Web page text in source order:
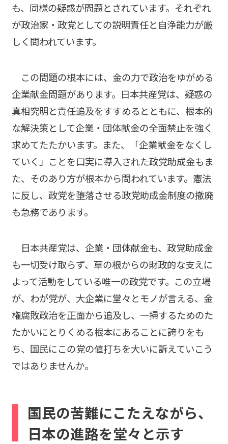
も、同様の疑惑が問題とされています。それぞれ
が政治家・政党としての説明責任と自浄能力が厳
しく問われています。
この問題の根本には、金の力で政治をゆがめる
企業献金問題があります。日本共産党は、疑惑の
真相究明と責任追及をすすめるとともに、根本的
な解決策として企業・団体献金の全面禁止を強く
求めてたたかいます。また、「企業献金をなくし
ていく」ことを口実に導入された政党助成金もま
た、そのあり方が根本から問われています。憲法
に反し、政党を堕落させる政党助成金制度の撤廃
も急務であります。
日本共産党は、企業・団体献金も、政党助成金
も一切受け取らず、草の根からの財政的な支えに
よって活動をしている唯一の政党です。この立場
が、わが党が、大企業に堂々とモノが言える、金
権腐敗政治を正面から追及し、一掃するためのた
たかいにとりくめる根本にあることに誇りをも
ち、国民にこの党の値打ちを大いに訴えていこう
ではありませんか。
国民の苦難にこたえながら、
日本の進路を堂々と示す